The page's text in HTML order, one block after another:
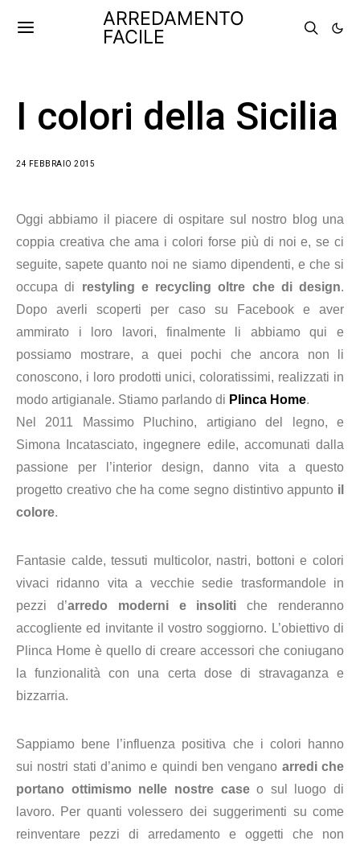
ARREDAMENTO
FACILE
I colori della Sicilia
24 FEBBRAIO 2015
Oggi abbiamo il piacere di ospitare sul nostro blog una
coppia creativa che ama i colori forse più di noi e, se ci
seguite, sapete quanto noi ne siamo dipendenti, e che si
occupa di restyling e recycling oltre che di design.
Dopo averli scoperti per caso su Facebook e aver
ammirato i loro lavori, finalmente li abbiamo qui e
possiamo mostrare, a quei pochi che ancora non li
conoscono, i loro prodotti unici, coloratissimi, realizzati in
modo artigianale. Stiamo parlando di Plinca Home.
Nel 2011 Massimo Pluchino, artigiano del legno, e
Simona Incatasciato, ingegnere edile, accomunati dalla
passione per l’interior design, danno vita a questo
progetto creativo che ha come segno distintivo appunto il
colore.
Fantasie calde, tessuti multicolor, nastri, bottoni e colori
vivaci ridanno vita a vecchie sedie trasformandole in
pezzi d’arredo moderni e insoliti che renderanno
accogliente ed invitante il vostro soggiorno. L’obiettivo di
Plinca Home è quello di creare accessori che coniugano
la funzionalità con una certa dose di stravaganza e
bizzarria.
Sappiamo bene l’influenza positiva che i colori hanno
sui nostri stati d’animo e quindi ben vengano arredi che
portano ottimismo nelle nostre caseo sul luogo di
lavoro. Per quanti volessero dei suggerimenti su come
reinventare pezzi di arredamento e oggetti che non